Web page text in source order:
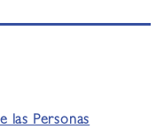
las Personas